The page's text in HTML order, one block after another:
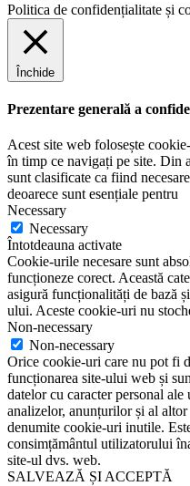
Politica de confidențialitate și
Închide
Prezentare generală a
Acest site web folosește
în timp ce navigați pe site. Din
sunt clasificate ca fiind
deoarece sunt esențiale pentru
Necessary
Necessary
Întotdeauna activate
Cookie-urile necesare sunt
funcționeze corect. Această
asigură funcționalități de bază
ului. Aceste cookie-uri nu
Non-necessary
Non-necessary
Orice cookie-uri care nu pot fi
funcționarea site-ului web și
datelor cu caracter personal
analizelor, anunțurilor și al
denumite cookie-uri inutile.
consimțământul utilizatorului
site-ul dvs. web.
SALVEAZĂ ȘI ACCEPTĂ